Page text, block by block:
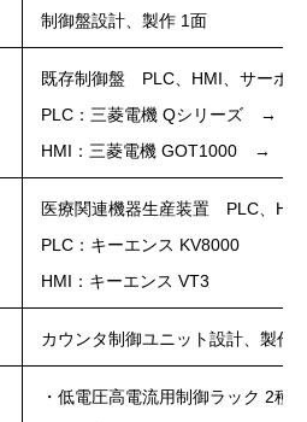
制御盤設計、製作 1面
既存制御盤 PLC、HMI、サーボ
PLC：三菱電機 Qシリーズ → 三
HMI：三菱電機 GOT1000 → 三
医療関連機器生産装置 PLC、
PLC：キーエンス KV8000
HMI：キーエンス VT3
カウンタ制御ユニット設計、製作
・低電圧高電流用制御ラック 2種